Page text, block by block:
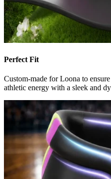
Perfect Fit
Custom-made for Loona to
athletic energy with a sleek and